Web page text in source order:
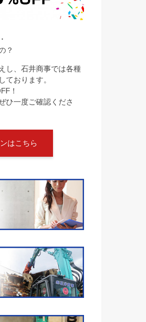
？
し、石井商事では各種
ております。
！
ひ一度ご確認くださ
はこちら